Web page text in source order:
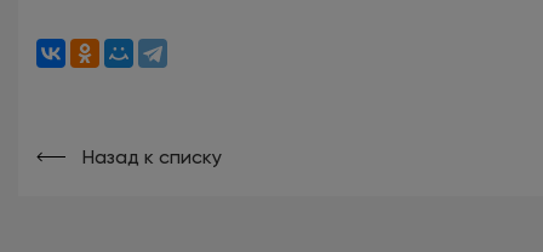
Назад к списку